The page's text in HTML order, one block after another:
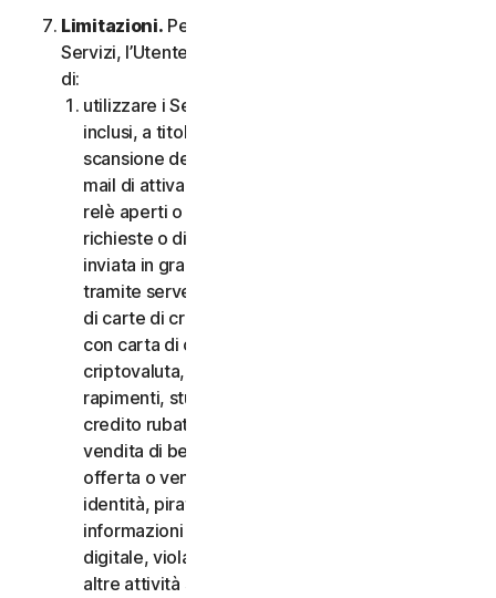
Limitazioni. Per quanto riguarda l’utilizzo dei
Servizi, l’Utente non può, né può consentire ad altri
di:
utilizzare i Servizi per scopi illegali o fraudolenti,
inclusi, a titolo esemplificativo ma non esaustivo,
scansione delle porte, invio di spam, invio di e-
mail di attivazione o disattivazione, scansione di
relè aperti o proxy aperti, invio di e-mail non
richieste o di qualsiasi versione o tipo di e-mail
inviata in grandi quantità anche se indirizzata
tramite server di terzi, lancio di pop-up, utilizzo
di carte di credito rubate, messa in atto di frodi
con carta di credito, frodi finanziarie, frodi in
criptovaluta, occultamenti, estorsioni, ricatti,
rapimenti, stupri, omicidi, vendita di carte di
credito rubate, vendita di beni rubati, offerta o
vendita di beni proibiti, militari e a duplice uso,
offerta o vendita di sostanze controllate, furti di
identità, pirateria informatica, pharming, furto di
informazioni in qualsiasi forma o scala, pirateria
digitale, violazioni della proprietà intellettuale e
altre attività simili; molestare, perseguitare,